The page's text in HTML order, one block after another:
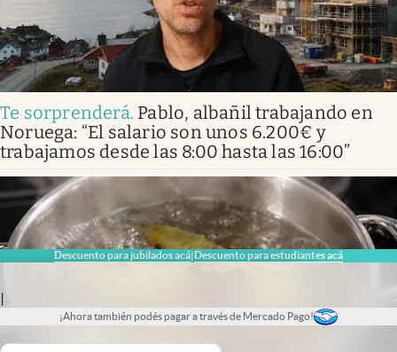
Descuento para jubilados acá|Descuento para estudiantes acá
|
¡Ahora también podés pagar a través de Mercado Pago!
Te sorprenderá. Pablo, albañil trabajando en
Noruega: “El salario son unos 6.200€ y
trabajamos desde las 8:00 hasta las 16:00”